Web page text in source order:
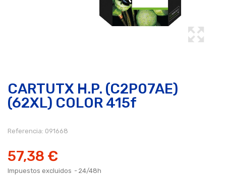
CARTUTX H.P. (C2P07AE)
(62XL) COLOR 415f
Referencia: 091668
57,38 €
Impuestos excluidos 24/48h